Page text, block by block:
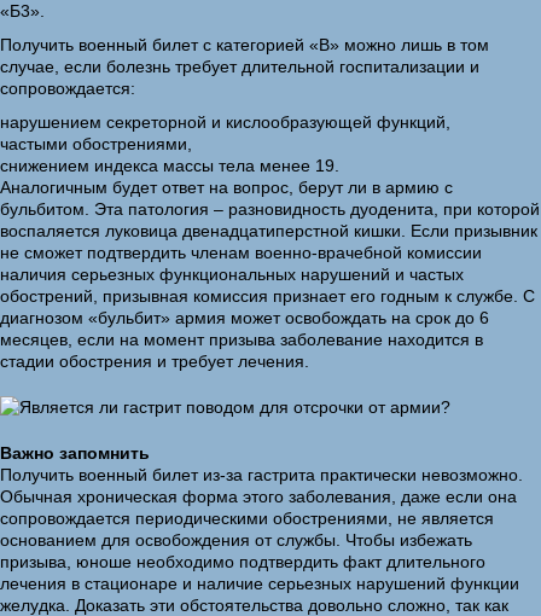
«Б3».
Получить военный билет с категорией «В» можно лишь в том
случае, если болезнь требует длительной госпитализации и
сопровождается:
нарушением секреторной и кислообразующей функций,
частыми обострениями,
снижением индекса массы тела менее 19.
Аналогичным будет ответ на вопрос, берут ли в армию с
бульбитом. Эта патология – разновидность дуоденита, при которой
воспаляется луковица двенадцатиперстной кишки. Если призывник
не сможет подтвердить членам военно-врачебной комиссии
наличия серьезных функциональных нарушений и частых
обострений, призывная комиссия признает его годным к службе. С
диагнозом «бульбит» армия может освобождать на срок до 6
месяцев, если на момент призыва заболевание находится в
стадии обострения и требует лечения.
Важно запомнить
Получить военный билет из-за гастрита практически невозможно.
Обычная хроническая форма этого заболевания, даже если она
сопровождается периодическими обострениями, не является
основанием для освобождения от службы. Чтобы избежать
призыва, юноше необходимо подтвердить факт длительного
лечения в стационаре и наличие серьезных нарушений функции
желудка. Доказать эти обстоятельства довольно сложно, так как